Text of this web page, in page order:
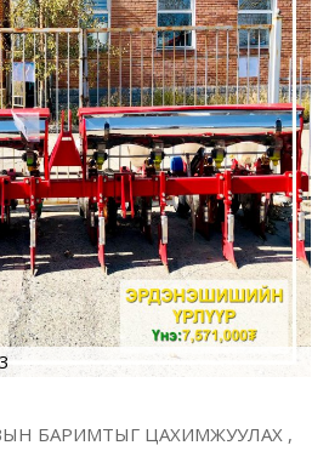
БАРИМТЫГ ЦАХИМЖУУЛАХ ,